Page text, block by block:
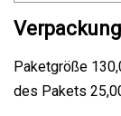
Paketgröße
des Pakets